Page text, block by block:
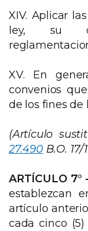
XIV. Aplicar
ley, su
XV. En
convenios
de los fines de
(Artículo
27.490 B.O. 17/
ARTÍCULO
establezcan
artículo
cada cinco